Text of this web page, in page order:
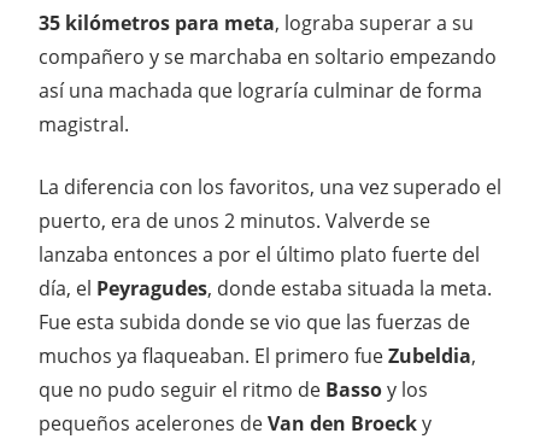
35 kilómetros para meta, lograba superar a su
compañero y se marchaba en soltario empezando
así una machada que lograría culminar de forma
magistral.
La diferencia con los favoritos, una vez superado el
puerto, era de unos 2 minutos. Valverde se
lanzaba entonces a por el último plato fuerte del
día, el Peyragudes, donde estaba situada la meta.
Fue esta subida donde se vio que las fuerzas de
muchos ya flaqueaban. El primero fueZubeldia,
que no pudo seguir el ritmo de Bassoy los
pequeños acelerones deVan den Broecky